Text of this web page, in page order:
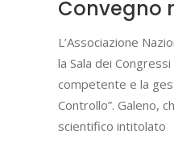
Convegno
L’Associazione
la Sala dei
competente e la
Controllo”. Galeno,
scientifico intitolato